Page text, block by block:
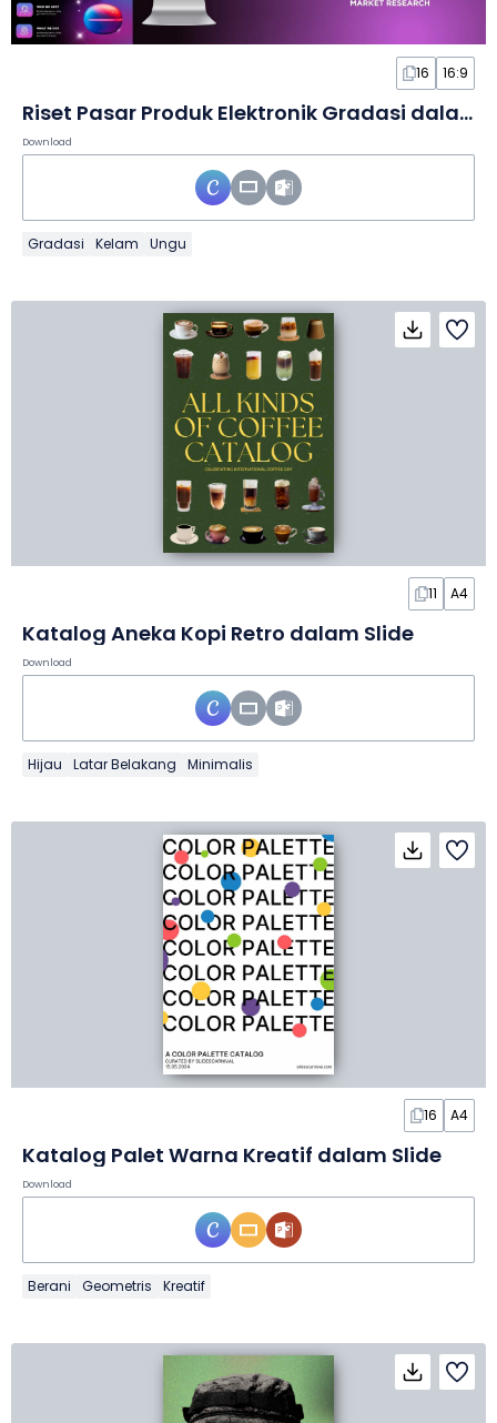
16 16:9
Riset Pasar Produk Elektronik Gradasi dalam Slide
Download
Gradasi Kelam Ungu
11 A4
Katalog Aneka Kopi Retro dalam Slide
Download
Hijau Latar Belakang Minimalis
16 A4
Katalog Palet Warna Kreatif dalam Slide
Download
Berani Geometris Kreatif